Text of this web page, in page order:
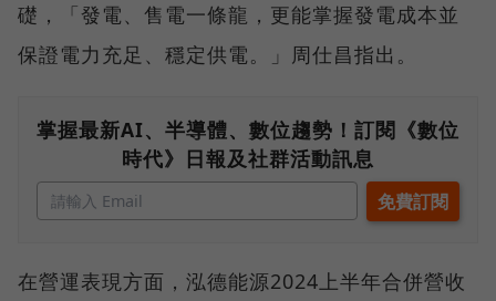
礎，「發電、售電一條龍，更能掌握發電成本並
保證電力充足、穩定供電。」周仕昌指出。
掌握最新AI、半導體、數位趨勢！訂閱《數位
時代》日報及社群活動訊息
在營運表現方面，泓德能源2024上半年合併營收